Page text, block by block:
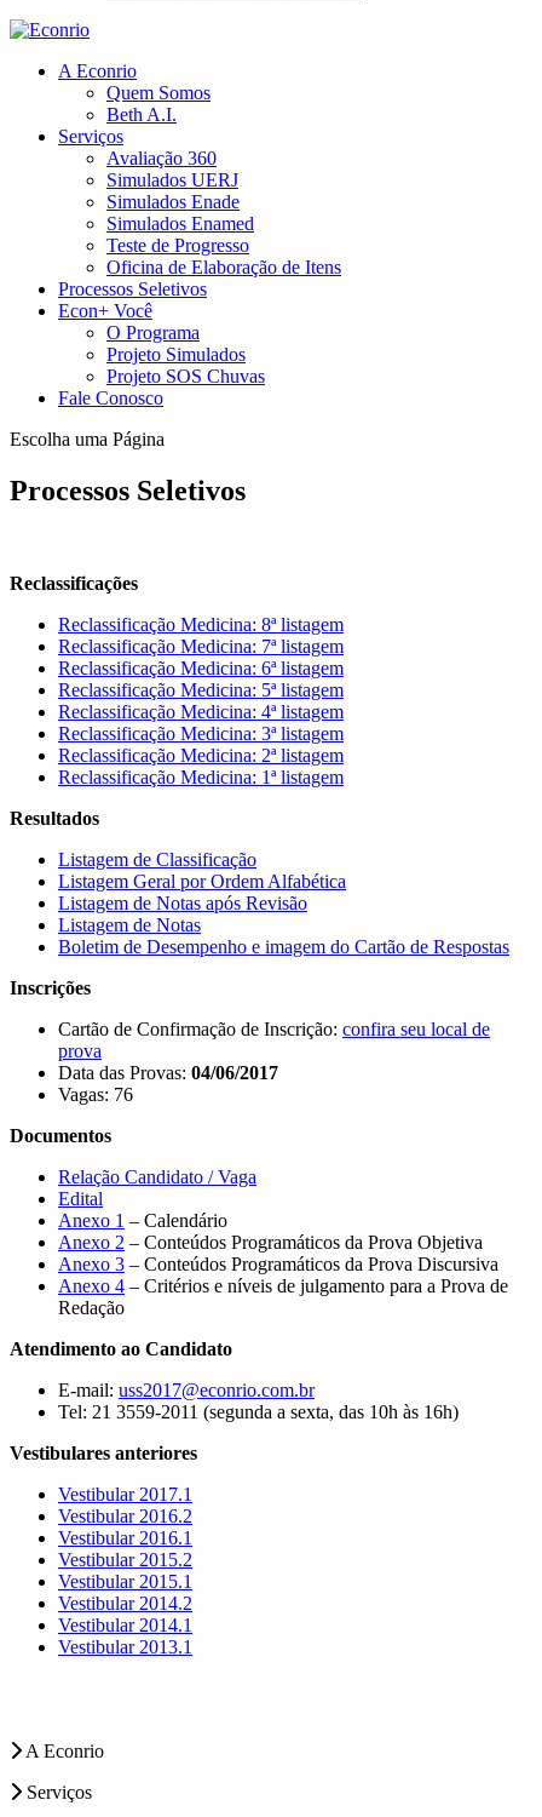
A Econrio
Quem Somos
Beth A.I.
Serviços
Avaliação 360
Simulados UERJ
Simulados Enade
Simulados Enamed
Teste de Progresso
Oficina de Elaboração de Itens
Processos Seletivos
Econ+ Você
O Programa
Projeto Simulados
Projeto SOS Chuvas
Fale Conosco
Escolha uma Página
Processos Seletivos
Reclassificações
Reclassificação Medicina: 8ª listagem
Reclassificação Medicina: 7ª listagem
Reclassificação Medicina: 6ª listagem
Reclassificação Medicina: 5ª listagem
Reclassificação Medicina: 4ª listagem
Reclassificação Medicina: 3ª listagem
Reclassificação Medicina: 2ª listagem
Reclassificação Medicina: 1ª listagem
Resultados
Listagem de Classificação
Listagem Geral por Ordem Alfabética
Listagem de Notas após Revisão
Listagem de Notas
Boletim de Desempenho e imagem do Cartão de Respostas
Inscrições
Cartão de Confirmação de Inscrição: confira seu local de
prova
Data das Provas: 04/06/2017
Vagas: 76
Documentos
Relação Candidato / Vaga
Edital
Anexo 1 – Calendário
Anexo 2 – Conteúdos Programáticos da Prova Objetiva
Anexo 3 – Conteúdos Programáticos da Prova Discursiva
Anexo 4 – Critérios e níveis de julgamento para a Prova de
Redação
Atendimento ao Candidato
E-mail: uss2017@econrio.com.br
Tel: 21 3559-2011 (segunda a sexta, das 10h às 16h)
Vestibulares anteriores
Vestibular 2017.1
Vestibular 2016.2
Vestibular 2016.1
Vestibular 2015.2
Vestibular 2015.1
Vestibular 2014.2
Vestibular 2014.1
Vestibular 2013.1
A Econrio
Serviços